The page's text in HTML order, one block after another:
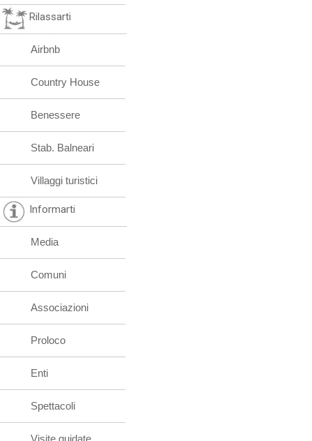
Rilassarti
Airbnb
Country House
Benessere
Stab. Balneari
Villaggi turistici
Informarti
Media
Comuni
Associazioni
Proloco
Enti
Spettacoli
Visite guidate